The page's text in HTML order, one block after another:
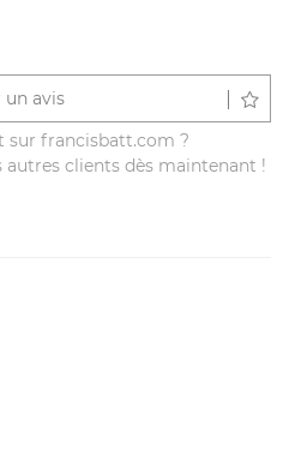
un avis
sur francisbatt.com ?
autres clients dès maintenant !